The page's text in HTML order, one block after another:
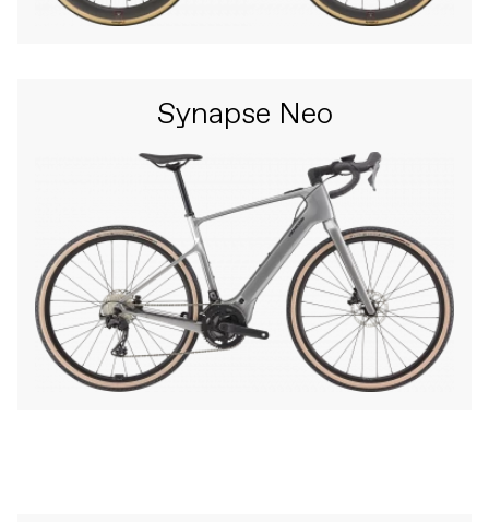
Synapse Neo